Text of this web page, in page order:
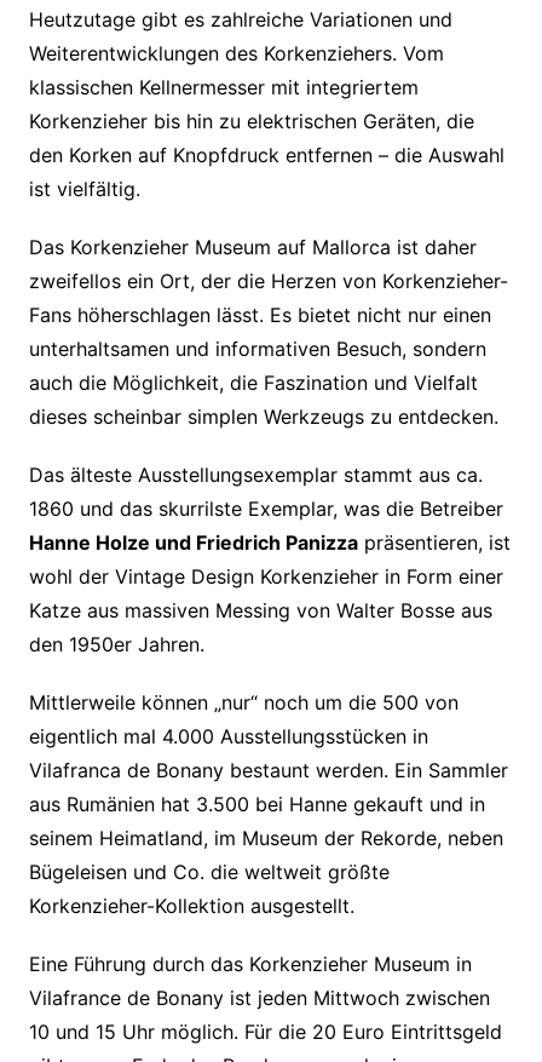
Heutzutage gibt es zahlreiche Variationen und
Weiterentwicklungen des Korkenziehers. Vom
klassischen Kellnermesser mit integriertem
Korkenzieher bis hin zu elektrischen Geräten, die
den Korken auf Knopfdruck entfernen – die Auswahl
ist vielfältig.
Das Korkenzieher Museum auf Mallorca ist daher
zweifellos ein Ort, der die Herzen von Korkenzieher-
Fans höherschlagen lässt. Es bietet nicht nur einen
unterhaltsamen und informativen Besuch, sondern
auch die Möglichkeit, die Faszination und Vielfalt
dieses scheinbar simplen Werkzeugs zu entdecken.
Das älteste Ausstellungsexemplar stammt aus ca.
1860 und das skurrilste Exemplar, was die Betreiber
Hanne Holze und Friedrich Panizzapräsentieren, ist
wohl der Vintage Design Korkenzieher in Form einer
Katze aus massiven Messing von Walter Bosse aus
den 1950er Jahren.
Mittlerweile können „nur“ noch um die 500 von
eigentlich mal 4.000 Ausstellungsstücken in
Vilafranca de Bonany bestaunt werden. Ein Sammler
aus Rumänien hat 3.500 bei Hanne gekauft und in
seinem Heimatland, im Museum der Rekorde, neben
Bügeleisen und Co. die weltweit größte
Korkenzieher-Kollektion ausgestellt.
Eine Führung durch das Korkenzieher Museum in
Vilafrance de Bonany ist jeden Mittwoch zwischen
10 und 15 Uhr möglich. Für die 20 Euro Eintrittsgeld